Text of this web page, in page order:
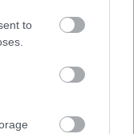
toahogy az idő
gondolathoz,